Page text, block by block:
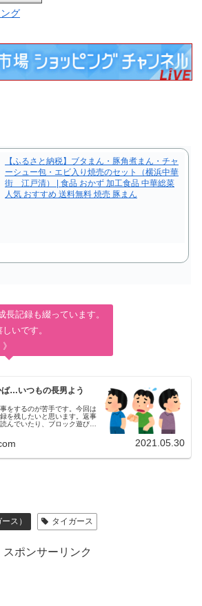
グ
【ふるさと納税】ブタまん・豚角煮まん・チャ
ーシュー包・エビ入り焼売のセット（横浜中華
街 江戸清） | 食品 おかず 加工食品 中華総菜
人気 おすすめ 送料無料 焼売 豚まん
長記録も綴っています。
いです。
…いつもの長男よう
をするのが苦手です。今回は
を残したいと思います。返事
んでいたり、ブロック遊びを
2021.05.30
ス） タイガース
スポンサーリンク